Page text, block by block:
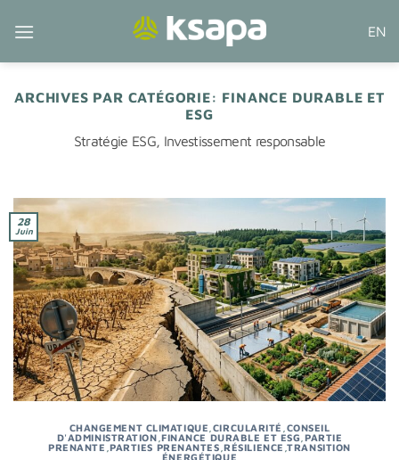
EN
ARCHIVES PAR CATÉGORIE: FINANCE DURABLE ET
ESG
Stratégie ESG, Investissement responsable
28
Juin
CHANGEMENT CLIMATIQUE CIRCULARITÉ CONSEIL
D'ADMINISTRATION ,FINANCE DURABLE ET ESG ,PARTIE
PRENANTE ,PARTIES PRENANTES ,RÉSILIENCE ,TRANSITION
ÉNERGÉTIQUE